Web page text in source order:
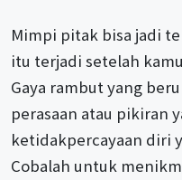
Mimpi pitak bisa jadi
itu terjadi setelah
Gaya rambut yang
perasaan atau pikiran
ketidakpercayaan diri
Cobalah untuk